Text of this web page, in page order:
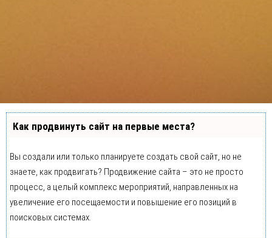
Как продвинуть сайт на первые места?
Вы создали или только планируете создать свой сайт, но не
знаете, как продвигать? Продвижение сайта – это не просто
процесс, а целый комплекс мероприятий, направленных на
увеличение его посещаемости и повышение его позиций в
поисковых системах.